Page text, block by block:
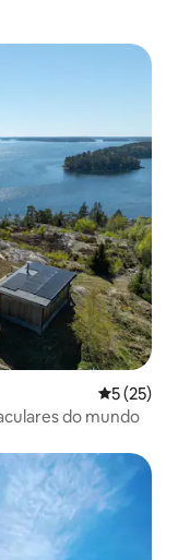
5 de uma
5 (25)
do mundo